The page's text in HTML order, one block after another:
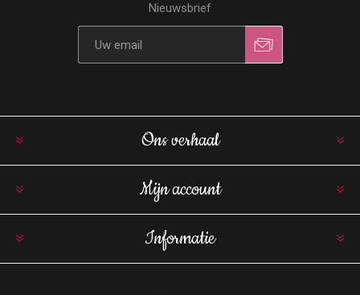
Nieuwsbrief
Ons verhaal
Mijn account
Informatie